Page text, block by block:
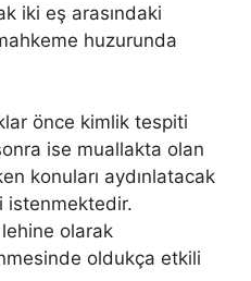
iki eş arasındaki
huzurunda
önce kimlik tespiti
ise muallakta olan
konuları aydınlatacak
istenmektedir.
olarak
oldukça etkili